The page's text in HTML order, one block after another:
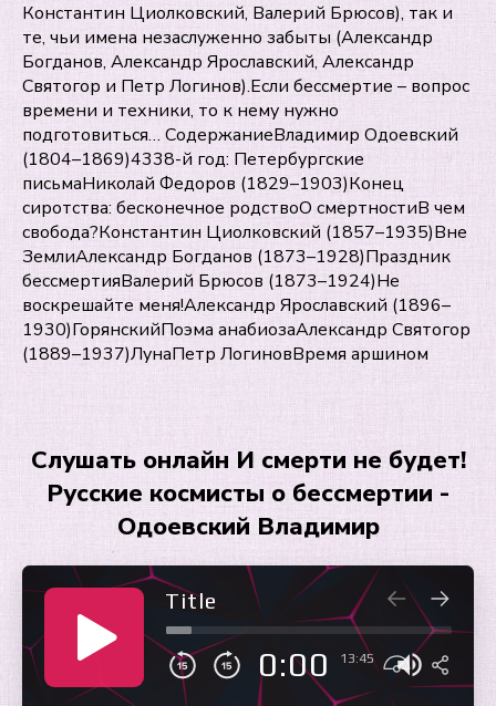
Константин Циолковский, Валерий Брюсов), так и
те, чьи имена незаслуженно забыты (Александр
Богданов, Александр Ярославский, Александр
Святогор и Петр Логинов).Если бессмертие – вопрос
времени и техники, то к нему нужно
подготовиться… СодержаниеВладимир Одоевский
(1804–1869)4338-й год: Петербургские
письмаНиколай Федоров (1829–1903)Конец
сиротства: бесконечное родствоО смертностиВ чем
свобода?Константин Циолковский (1857–1935)Вне
ЗемлиАлександр Богданов (1873–1928)Праздник
бессмертияВалерий Брюсов (1873–1924)Не
воскрешайте меня!Александр Ярославский (1896–
1930)ГорянскийПоэма анабиозаАлександр Святогор
(1889–1937)ЛунаПетр ЛогиновВремя аршином
Слушать онлайн И смерти не будет!
Русские космисты о бессмертии -
Одоевский Владимир
Title
0:00 13:45